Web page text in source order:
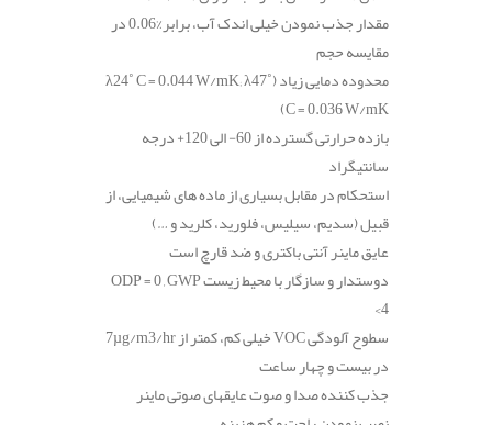
مقدار جذب نمودن خیلی اندک آب، برابر%0.06
در
مقایسه حجم
محدوده دمایی زیاد (λ24˚ C = 0.044 W/mK; λ47˚
C = 0.036 W/mK)
بازده حرارتی گسترده از 60- الی 120+ درجه
سانتیگراد
استحکام در مقابل بسیاری از ماده های شیمیایی، از
قبیل (سدیم، سیلیس، فلورید، کلرید و …)
عایق ماینر آنتی باکتری و ضد قارچ است
دوستدار و سازگار با محیط زیستODP = 0 , GWP
<4
سطوح آلودگیVOCخیلی کم، کمتر از7µg/m3/hr
در بیست و چهار ساعت
جذب کننده صدا و صوت عایقهای صوتی ماینر